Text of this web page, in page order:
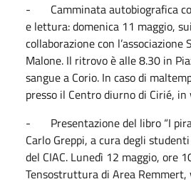
- Camminata autobiografica
e lettura: domenica 11 maggio,
collaborazione con l’associazione
Malone. Il ritrovo è alle 8.30 in
sangue a Corio. In caso di
presso il Centro diurno di Cirié,
- Presentazione del libro “I
Carlo Greppi, a cura degli
del CIAC. Lunedì 12 maggio, ore
Tensostruttura di Area Remmert,